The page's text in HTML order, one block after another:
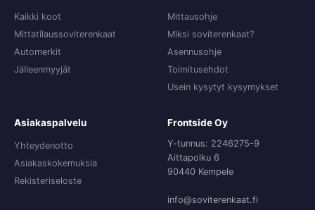
Kaikki koot
Mittatilaussoviterenkaat
Automerkit
Jälleenmyyjät
Mittausohje
Miksi soviterenkaat?
Asennusohje
Toimitusehdot
Usein kysytyt kysymykset
Asiakaspalvelu
Yhteydenotto
Asiakaskokemuksia
Rekisteriseloste
Frontside Oy
Y-tunnus: 2246275-9
Aittapolku 6
90440 Kempele
info@soviterenkaat.fi